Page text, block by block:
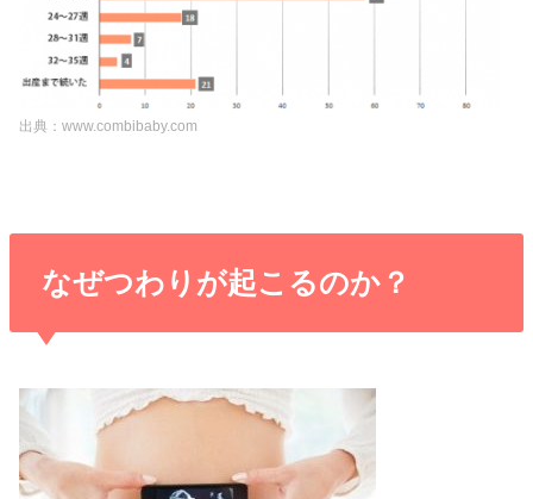
出典：www.combibaby.com
なぜつわりが起こるのか？